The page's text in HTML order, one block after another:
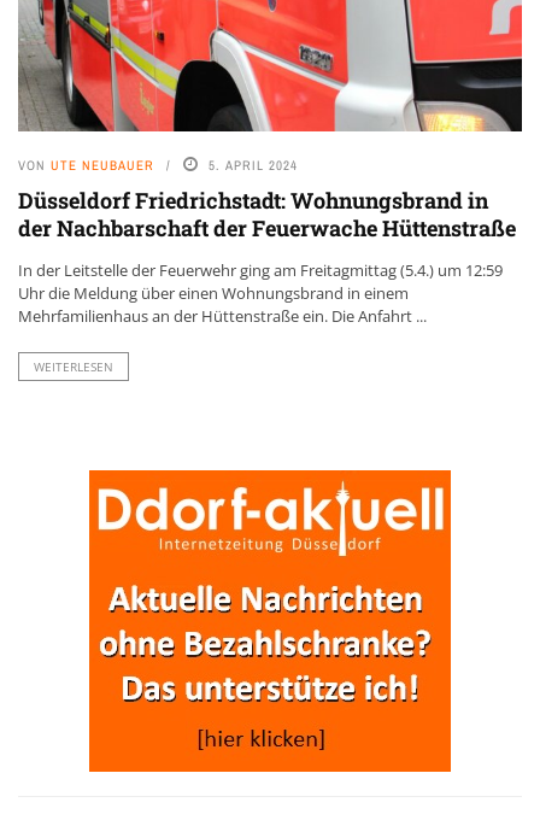
VON UTE NEUBAUER 5. APRIL 2024
Düsseldorf Friedrichstadt: Wohnungsbrand in
der Nachbarschaft der Feuerwache Hüttenstraße
In der Leitstelle der Feuerwehr ging am Freitagmittag (5.4.) um 12:59
Uhr die Meldung über einen Wohnungsbrand in einem
Mehrfamilienhaus an der Hüttenstraße ein. Die Anfahrt ...
WEITERLESEN